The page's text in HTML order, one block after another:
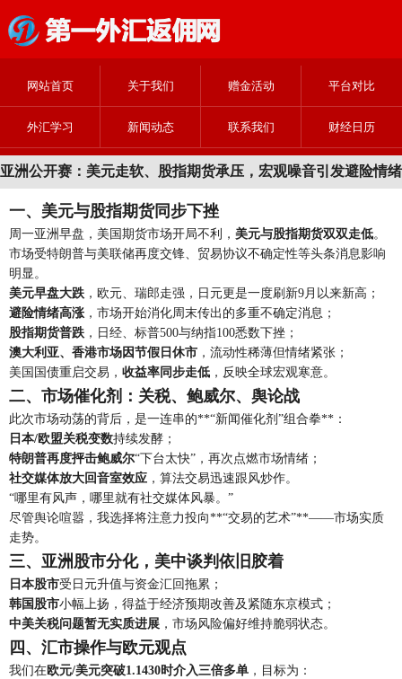
网站首页 关于我们 赠金活动 平台对比
外汇学习 新闻动态 联系我们 财经日历
亚洲公开赛：美元走软、股指期货承压，宏观噪音引发避险情绪
一、美元与股指期货同步下挫
周一亚洲早盘，美国期货市场开局不利， 美元与股指期货双双走低。
市场受特朗普与美联储再度交锋、贸易协议不确定性等头条消息影响
明显。
美元早盘大跌 ，欧元、瑞郎走强，日元更是一度刷新9月以来新高；
避险情绪高涨 ，市场开始消化周末传出的多重不确定消息；
股指期货普跌 ，日经、标普500与纳指100悉数下挫；
澳大利亚、香港市场因节假日休市 ，流动性稀薄但情绪紧张；
美国国债重启交易， 收益率同步走低 ，反映全球宏观寒意。
二、市场催化剂：关税、鲍威尔、舆论战
此次市场动荡的背后，是一连串的**“新闻催化剂”组合拳**：
日本/欧盟关税变数持续发酵；
特朗普再度抨击鲍威尔“下台太快”，再次点燃市场情绪；
社交媒体放大回音室效应 ，算法交易迅速跟风炒作。
“哪里有风声，哪里就有社交媒体风暴。”
尽管舆论喧嚣，我选择将注意力投向**“交易的艺术”**——市场实质
走势。
三、亚洲股市分化，美中谈判依旧胶着
日本股市受日元升值与资金汇回拖累；
韩国股市小幅上扬，得益于经济预期改善及紧随东京模式；
中美关税问题暂无实质进展 ，市场风险偏好维持脆弱状态。
四、汇市操作与欧元观点
我们在欧元/美元突破1.1430时介入三倍多单 ，目标为：